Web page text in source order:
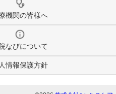
機関の皆様へ
なびについて
情報保護方針